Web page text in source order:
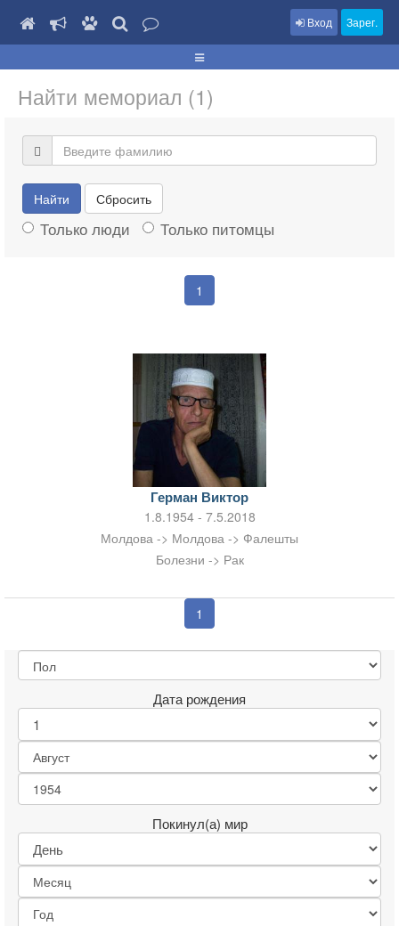
Вход Зарег.
Найти мемориал (1)
Найти Сбросить
Только люди Только питомцы
1
Герман Виктор
1.8.1954 - 7.5.2018
Молдова -> Молдова -> Фалешты
Болезни -> Рак
1
Дата рождения
Покинул(а) мир